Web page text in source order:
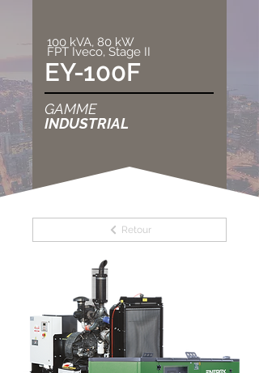
100 kVA, 80 kW
FPT Iveco, Stage II
EY-100F
GAMME
INDUSTRIAL
Retour